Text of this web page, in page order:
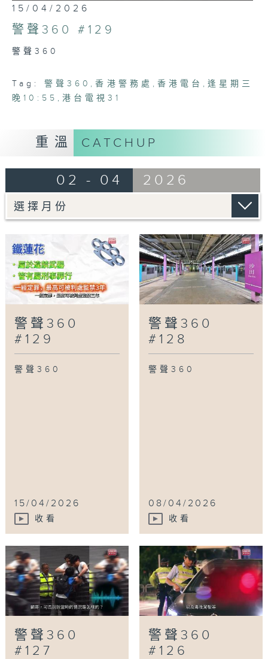
0
seconds
of
6
7
15/04/2026
警聲360 #129
警聲360
Tag: 警聲360 ,香港警務處 , 香港電台 ,逢星期三
晚10:55 ,港台電視31
重溫 CATCHUP
02 - 04 2026
警聲360
#129
警聲360
15/04/2026
收看
警聲360
#128
警聲360
08/04/2026
收看
警聲360
#127
警聲360
#126